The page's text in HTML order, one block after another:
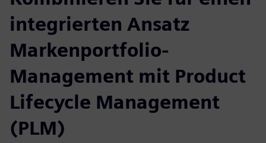
integrierten Ansatz
Markenportfolio-
Management mit Product
Lifecycle Management
(PLM)